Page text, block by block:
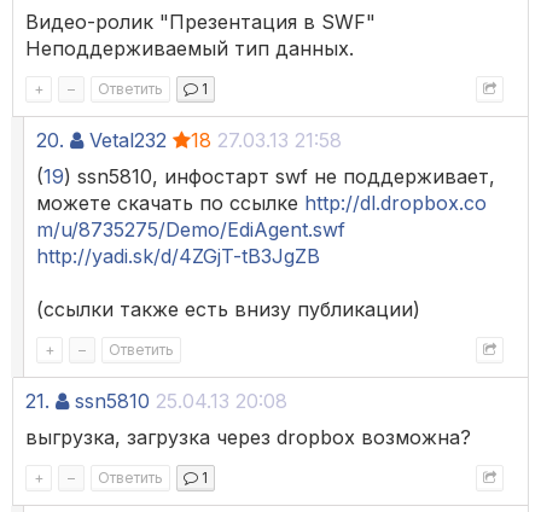
Видео-ролик "Презентация в SWF"
Неподдерживаемый тип данных.
+ – Ответить 1
20. Vetal232 18 27.03.13 21:58
(19) ssn5810, инфостарт swf не поддерживает,
можете скачать по ссылке http://dl.dropbox.co
m/u/8735275/Demo/EdiAgent.swf
http://yadi.sk/d/4ZGjT-tB3JgZB
(ссылки также есть внизу публикации)
+ – Ответить
21. ssn5810 25.04.13 20:08
выгрузка, загрузка через dropbox возможна?
+ – Ответить 1